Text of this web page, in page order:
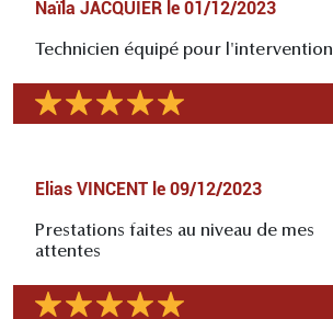
Naïla JACQUIER le 01/12/2023
Technicien équipé pour l'intervention
Elias VINCENT le 09/12/2023
Prestations faites au niveau de mes
attentes